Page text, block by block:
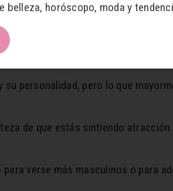
sus atributos físicos, ya que una
personalidad, pero lo que
de que estás sintiendo atracción
verse más masculinos o para
belleza, horóscopo, moda y